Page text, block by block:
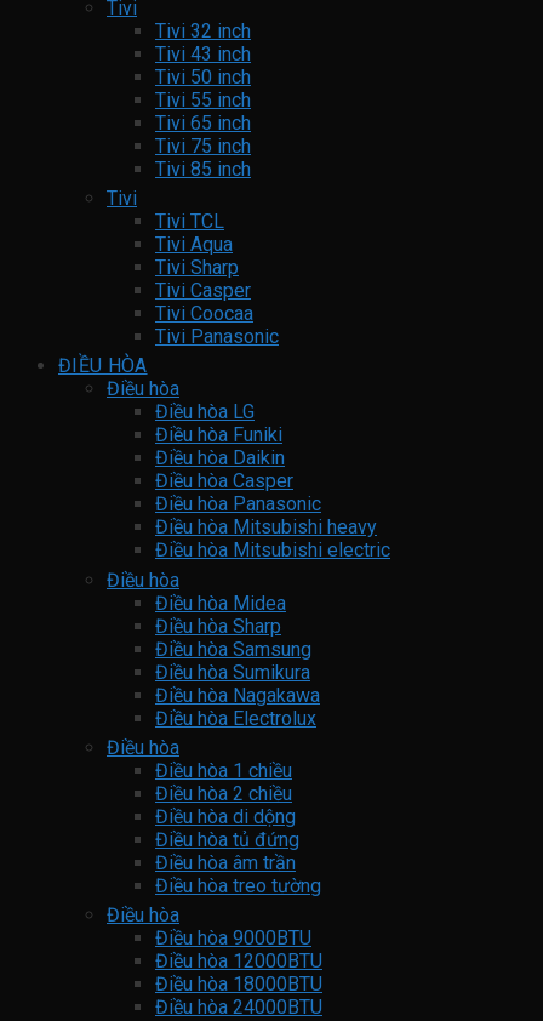
Tivi
Tivi 32 inch
Tivi 43 inch
Tivi 50 inch
Tivi 55 inch
Tivi 65 inch
Tivi 75 inch
Tivi 85 inch
Tivi
Tivi TCL
Tivi Aqua
Tivi Sharp
Tivi Casper
Tivi Coocaa
Tivi Panasonic
ĐIỀU HÒA
Điều hòa
Điều hòa LG
Điều hòa Funiki
Điều hòa Daikin
Điều hòa Casper
Điều hòa Panasonic
Điều hòa Mitsubishi heavy
Điều hòa Mitsubishi electric
Điều hòa
Điều hòa Midea
Điều hòa Sharp
Điều hòa Samsung
Điều hòa Sumikura
Điều hòa Nagakawa
Điều hòa Electrolux
Điều hòa
Điều hòa 1 chiều
Điều hòa 2 chiều
Điều hòa di dộng
Điều hòa tủ đứng
Điều hòa âm trần
Điều hòa treo tường
Điều hòa
Điều hòa 9000BTU
Điều hòa 12000BTU
Điều hòa 18000BTU
Điều hòa 24000BTU